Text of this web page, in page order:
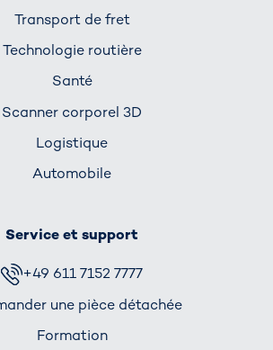
Transport de fret
Technologie routière
Santé
Scanner corporel 3D
Logistique
Automobile
Service et support
+49 611 7152 7777
une pièce détachée
Formation